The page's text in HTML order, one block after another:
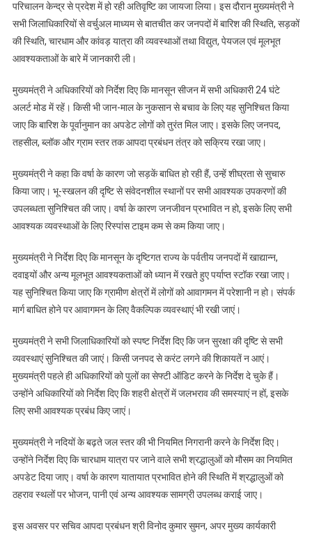
को
घंटे
रहने
के
निर्देश
परिचालन केन्द्र से प्रदेश में हो रही अतिवृष्टि का जायजा लिया। इस दौरान मुख्यमंत्री ने
सभी जिलाधिकारियों से वर्चुअल माध्यम से बातचीत कर जनपदों में बारिश की स्थिति, सड़कों
की स्थिति, चारधाम और कांवड़ यात्रा की व्यवस्थाओं तथा विद्युत, पेयजल एवं मूलभूत
आवश्यकताओं के बारे में जानकारी ली।
मुख्यमंत्री ने अधिकारियों को निर्देश दिए कि मानसून सीजन में सभी अधिकारी 24 घंटे
अलर्ट मोड में रहें। किसी भी जान-माल के नुकसान से बचाव के लिए यह सुनिश्चित किया
जाए कि बारिश के पूर्वानुमान का अपडेट लोगों को तुरंत मिल जाए। इसके लिए जनपद,
तहसील, ब्लॉक और ग्राम स्तर तक आपदा प्रबंधन तंत्र को सक्रिय रखा जाए।
मुख्यमंत्री ने कहा कि वर्षा के कारण जो सड़कें बाधित हो रही हैं, उन्हें शीघ्रता से सुचारु
किया जाए। भू-स्खलन की दृष्टि से संवेदनशील स्थानों पर सभी आवश्यक उपकरणों की
उपलब्धता सुनिश्चित की जाए। वर्षा के कारण जनजीवन प्रभावित न हो, इसके लिए सभी
आवश्यक व्यवस्थाओं के लिए रिस्पांस टाइम कम से कम किया जाए।
मुख्यमंत्री ने निर्देश दिए कि मानसून के दृष्टिगत राज्य के पर्वतीय जनपदों में खाद्यान्न,
दवाइयों और अन्य मूलभूत आवश्यकताओं को ध्यान में रखते हुए पर्याप्त स्टॉक रखा जाए।
यह सुनिश्चित किया जाए कि ग्रामीण क्षेत्रों में लोगों को आवागमन में परेशानी न हो। संपर्क
मार्ग बाधित होने पर आवागमन के लिए वैकल्पिक व्यवस्थाएं भी रखी जाएं।
मुख्यमंत्री ने सभी जिलाधिकारियों को स्पष्ट निर्देश दिए कि जन सुरक्षा की दृष्टि से सभी
व्यवस्थाएं सुनिश्चित की जाएं। किसी जनपद से करंट लगने की शिकायतें न आएं।
मुख्यमंत्री पहले ही अधिकारियों को पुलों का सेफ्टी ऑडिट करने के निर्देश दे चुके हैं।
उन्होंने अधिकारियों को निर्देश दिए कि शहरी क्षेत्रों में जलभराव की समस्याएं न हों, इसके
लिए सभी आवश्यक प्रबंध किए जाएं।
मुख्यमंत्री ने नदियों के बढ़ते जल स्तर की भी नियमित निगरानी करने के निर्देश दिए।
उन्होंने निर्देश दिए कि चारधाम यात्रा पर जाने वाले सभी श्रद्धालुओं को मौसम का नियमित
अपडेट दिया जाए। वर्षा के कारण यातायात प्रभावित होने की स्थिति में श्रद्धालुओं को
ठहराव स्थलों पर भोजन, पानी एवं अन्य आवश्यक सामग्री उपलब्ध कराई जाए।
इस अवसर पर सचिव आपदा प्रबंधन श्री विनोद कुमार सुमन, अपर मुख्य कार्यकारी